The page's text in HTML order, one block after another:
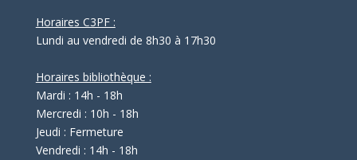
Horaires C3PF :
Lundi au vendredi de 8h30 à 17h30
Horaires bibliothèque :
Mardi : 14h - 18h
Mercredi : 10h - 18h
Jeudi : Fermeture
Vendredi : 14h - 18h